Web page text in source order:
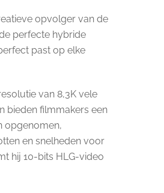
opvolger van de
perfecte hybride
past op elke
van 8,3K vele
bieden filmmakers een
opgenomen,
en snelheden voor
hij 10-bits HLG-video